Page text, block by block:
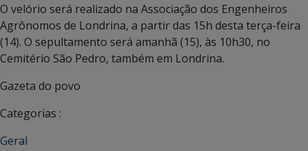
O velório será realizado na Associação dos Engenheiros
Agrônomos de Londrina, a partir das 15h desta terça-feira
(14). O sepultamento será amanhã (15), às 10h30, no
Cemitério São Pedro, também em Londrina.
Gazeta do povo
Categorias :
Geral